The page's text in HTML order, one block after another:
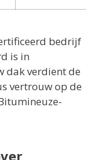
bedrijf
is in
dak verdient de
vertrouw op de